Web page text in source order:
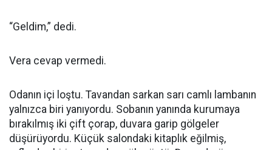
“Geldim,” dedi.
Vera cevap vermedi.
Odanın içi loştu. Tavandan sarkan sarı camlı lambanın
yalnızca biri yanıyordu. Sobanın yanında kurumaya
bırakılmış iki çift çorap, duvara garip gölgeler
düşürüyordu. Küçük salondaki kitaplık eğilmiş,